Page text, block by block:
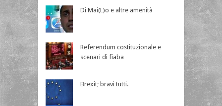
Di Mai(L)o e altre amenità
Referendum costituzionale e
scenari di fiaba
Brexit; bravi tutti.